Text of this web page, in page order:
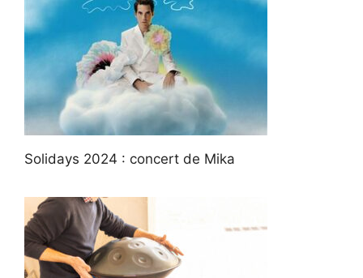
Solidays 2024 : concert de Mika